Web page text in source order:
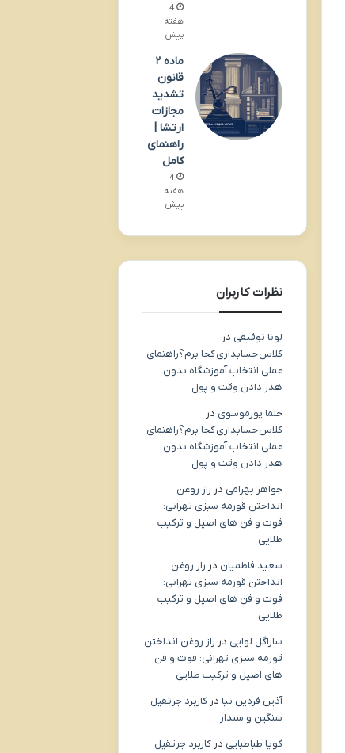
4
هفته
پیش
ماده ۲
قانون
تشدید
مجازات
ارتشا |
راهنمای
کامل
4
هفته
پیش
نظرات کاربران
لونا توفیقی در
کلاس حسابداری کجا برم؟راهنمای
عملی انتخاب آموزشگاه بدون
هدر دادن وقت و پول
حلما پورموسوی در
کلاس حسابداری کجا برم؟راهنمای
عملی انتخاب آموزشگاه بدون
هدر دادن وقت و پول
جواهر بهرامی در راز روغن
انداختن قورمه سبزی تهرانی:
فوت و فن های اصیل و ترکیب
طلایی
سعید فاطمیان در راز روغن
انداختن قورمه سبزی تهرانی:
فوت و فن های اصیل و ترکیب
طلایی
ساراگل لوایی در راز روغن انداختن
قورمه سبزی تهرانی: فوت و فن
های اصیل و ترکیب طلایی
آذین فردین نیا در کاربرد جرثقیل
سنگین و سبدار
گویا طباطبایی در کاربرد جرثقیل